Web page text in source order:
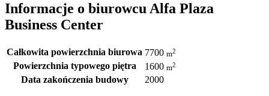
Informacje o biurowcu Alfa Plaza
Business Center
Całkowita powierzchnia biurowa 7700 m2
Powierzchnia typowego piętra 1600 m2
Data zakończenia budowy 2000